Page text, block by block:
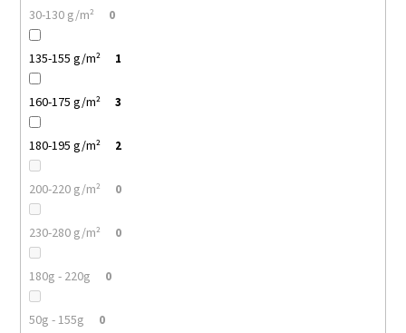
30-130 g/m² 0
135-155 g/m² 1
160-175 g/m² 3
180-195 g/m² 2
200-220 g/m² 0
230-280 g/m² 0
180g - 220g 0
50g - 155g 0